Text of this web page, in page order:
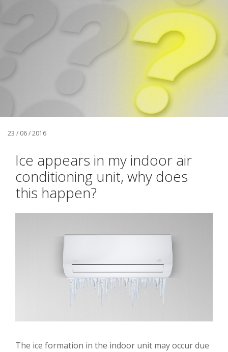
23 / 06 / 2016
Ice appears in my indoor air
conditioning unit, why does
this happen?
The ice formation in the indoor unit may occur due